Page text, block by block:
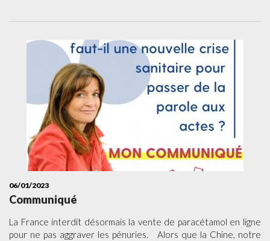
06/01/2023
Communiqué
La France interdit désormais la vente de paracétamol en ligne
pour ne pas aggraver les pénuries. Alors que la Chine, notre